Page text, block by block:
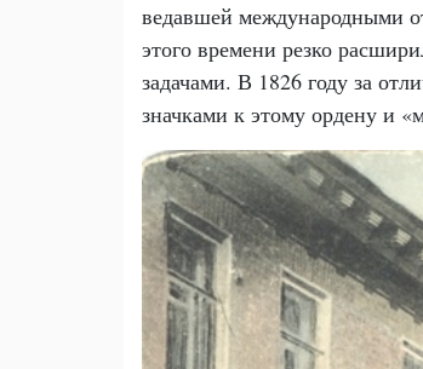
ведавшей международными
этого времени резко
задачами. В 1826 году за
значками к этому ордену и